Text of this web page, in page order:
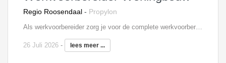
Regio Roosendaal - Propylon
26 Juli 2026 - lees meer ...